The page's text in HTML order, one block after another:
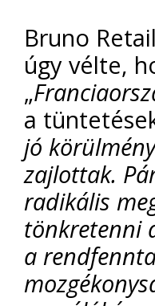
Bruno
úgy vélte,
„
a
jó
zajlottak.
radikális
tönkretenni
a